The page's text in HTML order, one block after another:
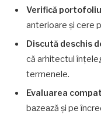
Verifică
anterioare și cere
Discută deschis
că arhitectul
termenele.
Evaluarea
bazează și pe